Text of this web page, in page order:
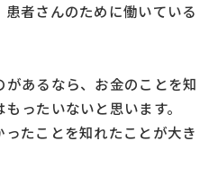
者さんのために働いている
あるなら、お金のことを知
ったいないと思います。
たことを知れたことが大き